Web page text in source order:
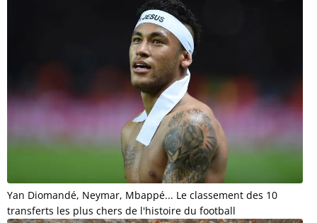
Yan Diomandé, Neymar, Mbappé... Le classement des 10
transferts les plus chers de l'histoire du football